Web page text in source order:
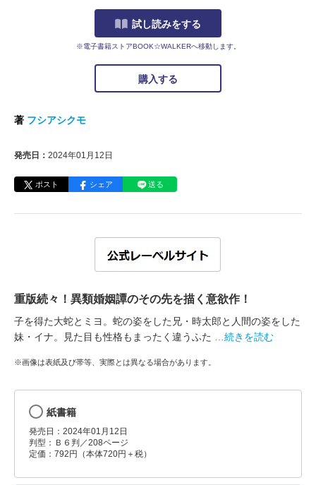
試し読みをする
※電子書籍ストアBOOK☆WALKERへ移動します。
購入する
著 フシアシクモ
発売日： 2024年01月12日
ポスト シェア 送る
重版続々！異類婚姻譚のその先を描く意欲作！
子を得た大蛇とミヨ。蛇の姿をした兄・時太郎と人間の姿をした
妹・イナ。見た目も性格もまったく違うふた
…続きを読む
※画像は表紙及び帯等、実際とは異なる場合があります。
紙書籍
発売日：2024年01月12日
判型：Ｂ６判／208ページ
定価：792円（本体720円＋税）